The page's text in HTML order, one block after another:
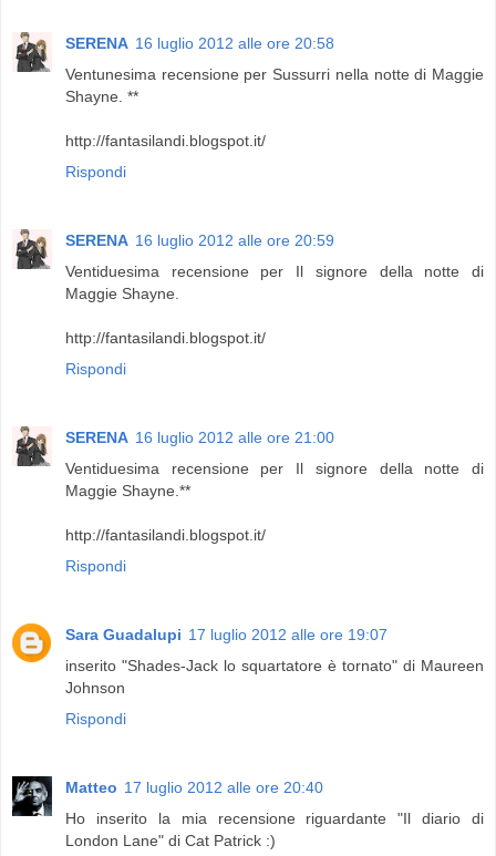
SERENA 16 luglio 2012 alle ore 20:58
Ventunesima recensione per Sussurri nella notte di Maggie
Shayne. **
http://fantasilandi.blogspot.it/
Rispondi
SERENA 16 luglio 2012 alle ore 20:59
Ventiduesima recensione per Il signore della notte di
Maggie Shayne.
http://fantasilandi.blogspot.it/
Rispondi
SERENA 16 luglio 2012 alle ore 21:00
Ventiduesima recensione per Il signore della notte di
Maggie Shayne.**
http://fantasilandi.blogspot.it/
Rispondi
Sara Guadalupi 17 luglio 2012 alle ore 19:07
inserito "Shades-Jack lo squartatore è tornato" di Maureen
Johnson
Rispondi
Matteo 17 luglio 2012 alle ore 20:40
Ho inserito la mia recensione riguardante "Il diario di
London Lane" di Cat Patrick :)